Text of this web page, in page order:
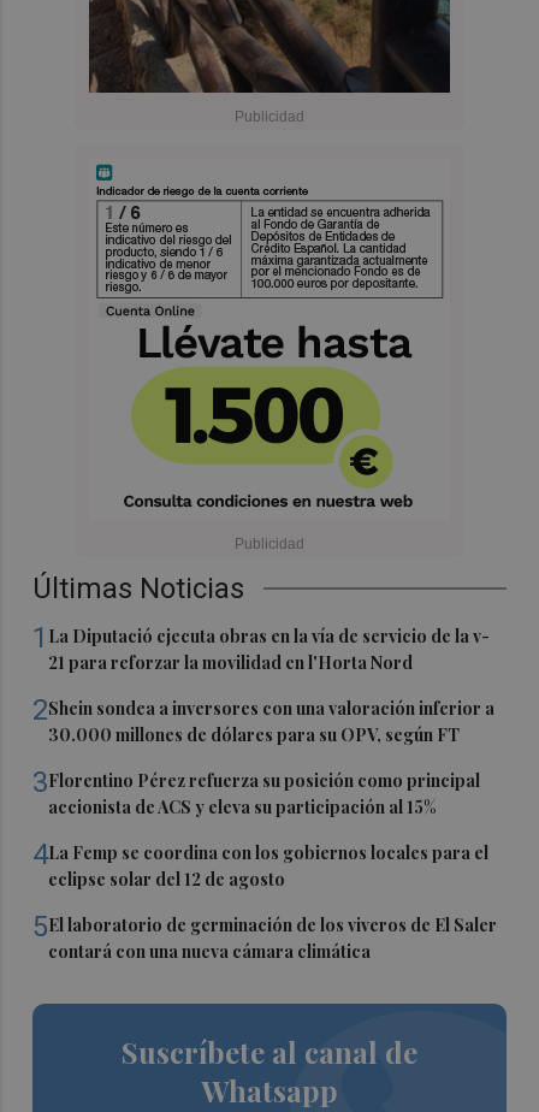
Últimas Noticias
1 La Diputació ejecuta obras en la vía de servicio de la v-
21 para reforzar la movilidad en l'Horta Nord
2Shein sondea a inversores con una valoración inferior a
30.000 millones de dólares para su OPV, según FT
3Florentino Pérez refuerza su posición como principal
accionista de ACS y eleva su participación al 15%
4La Femp se coordina con los gobiernos locales para el
eclipse solar del 12 de agosto
5El laboratorio de germinación de los viveros de El Saler
contará con una nueva cámara climática
Suscríbete al canal de
Whatsapp